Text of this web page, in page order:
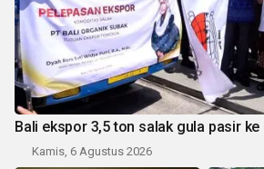
Bali ekspor 3,5 ton salak gula pasir ke
Kamis, 6 Agustus 2026